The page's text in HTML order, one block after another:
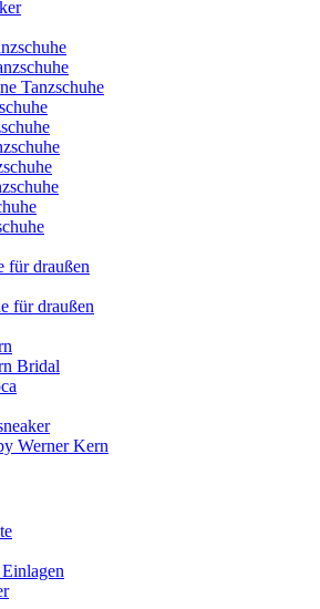
Tanzschuhe
für draußen
für draußen
Bridal
Werner Kern